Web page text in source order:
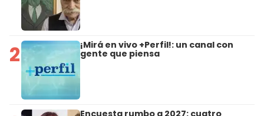
2 ¡Mirá en vivo +Perfil!: un canal con
gente que piensa
Encuesta rumbo a 2027: cuatro